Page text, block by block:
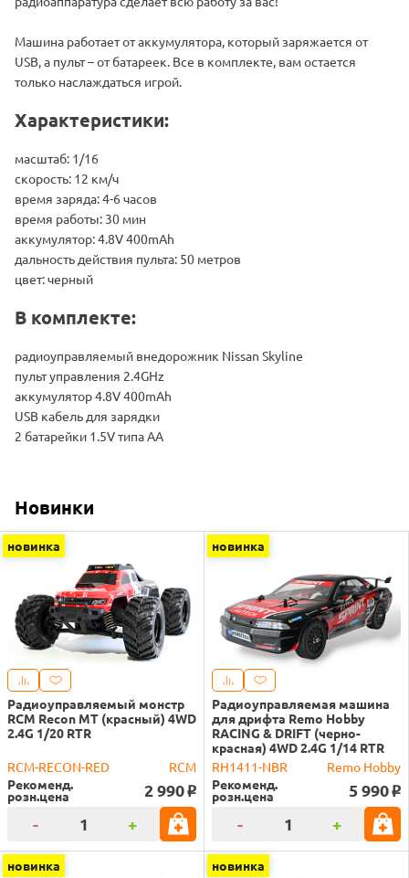
Машина работает от аккумулятора, который заряжается от
USB, а пульт – от батареек. Все в комплекте, вам остается
только наслаждаться игрой.
Характеристики:
масштаб: 1/16
скорость: 12 км/ч
время заряда: 4-6 часов
время работы: 30 мин
аккумулятор: 4.8V 400mAh
дальность действия пульта: 50 метров
цвет: черный
В комплекте:
радиоуправляемый внедорожник Nissan Skyline
пульт управления 2.4GHz
аккумулятор 4.8V 400mAh
USB кабель для зарядки
2 батарейки 1.5V типа AA
Новинки
новинка
Радиоуправляемый монстр
RCM Recon MT (красный) 4WD
2.4G 1/20 RTR
RCM-RECON-RED
RCM
Рекоменд.
розн.цена 2 990 o
- +
новинка
Радиоуправляемая машина
для дрифта Remo Hobby
RACING & DRIFT (черно-
красная) 4WD 2.4G 1/14 RTR
RH1411-NBR
Remo Hobby
Рекоменд.
розн.цена 5 990 o
- +
новинка новинка